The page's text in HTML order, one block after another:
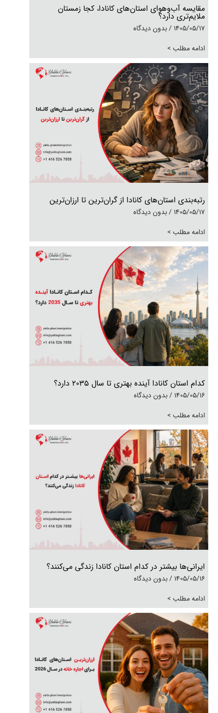
مقایسه آب‌و‌هوای استان‌های کانادا، کجا زمستان
ملایم‌تری دارد؟
1405/05/17
بدون دیدگاه
ادامه مطلب >
رتبه‌بندی استان‌های کانادا از گران‌ترین تا ارزان‌ترین
1405/05/17
بدون دیدگاه
ادامه مطلب >
کدام استان کانادا آینده بهتری تا سال ۲۰۳۵ دارد؟
1405/05/16
بدون دیدگاه
ادامه مطلب >
ایرانی‌ها بیشتر در کدام استان کانادا زندگی می‌کنند؟
1405/05/16
بدون دیدگاه
ادامه مطلب >